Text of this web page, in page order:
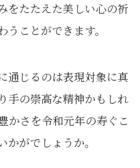
をたたえた美しい心の祈
ことができます。
通じるのは表現対象に真
手の崇高な精神かもしれ
かさを令和元年の寿ぐこ
がでしょうか。